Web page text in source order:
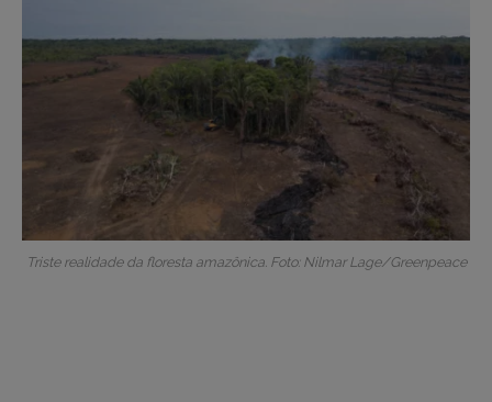
Triste realidade da floresta amazônica. Foto: Nilmar Lage/Greenpeace